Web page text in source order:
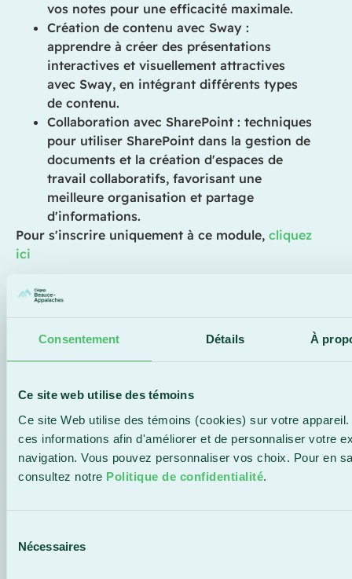
Consentement Détails À
Ce site web utilise des témoins
Ce site Web utilise des témoins (cookies) sur votre
ces informations afin d'améliorer et de personnaliser votre
navigation. Vous pouvez personnaliser vos choix. Pour en
consultez notre Politique de confidentialité.
Nécessaires
vos notes pour une efficacité maximale.
Création de contenu avec Sway :
apprendre à créer des présentations
interactives et visuellement attractives
avec Sway, en intégrant différents types
de contenu.
Collaboration avec SharePoint : techniques
pour utiliser SharePoint dans la gestion de
documents et la création d'espaces de
travail collaboratifs, favorisant une
meilleure organisation et partage
d'informations.
Pour s'inscrire uniquement à ce module, cliquez
ici
Description de l'horaire
h à 12 h
Module 2 : Teams, Planner, OneDrive | 3 au 17
Module 3 : OneNote, Sway, SharePoint | 24
novembre au 15 décembre - Mardi 8 h à 12 h
Cette formation s’adresse à toute personne